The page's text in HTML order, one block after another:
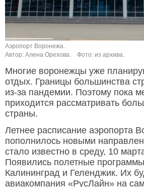
Аэропорт Воронежа.
Автор: Алена Орехова.
Фото: из архива.
Многие воронежцы уже
отдых. Границы большинства
из-за пандемии. Поэтому пока
приходится рассматривать
страны.
Летнее расписание аэропорта
пополнилось новыми
стало известно в среду, 10
Появились полетные программы
Калининград и Геленджик. Их
авиакомпания «РусЛайн» на